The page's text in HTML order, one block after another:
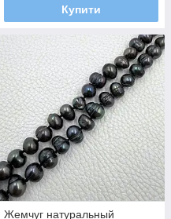
Купити
Жемчуг натуральный